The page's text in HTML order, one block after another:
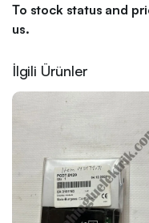
To stock status and
us.
İlgili Ürünler